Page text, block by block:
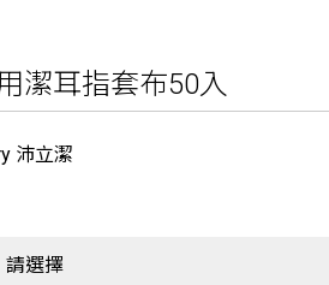
潔耳指套布50入
沛立潔